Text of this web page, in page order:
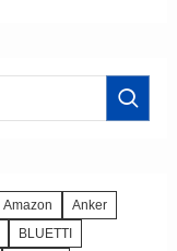
Amazon
Anker
BLUETTI